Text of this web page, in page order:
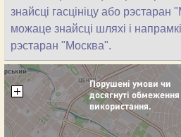
знайсці гасцініцу або
можаце знайсці шляхі і
рэстаран "Москва".